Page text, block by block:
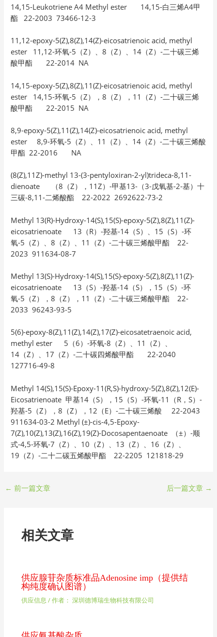
14,15-Leukotriene A4 Methyl ester 14,15-白三烯A4甲
酯 22-2003 73466-12-3
11,12-epoxy-5(Z),8(Z),14(Z)-eicosatrienoic acid, methyl
ester 11,12-环氧-5（Z）、8（Z）、14（Z）-二十碳三烯
酸甲酯 22-2014 NA
14,15-epoxy-5(Z),8(Z),11(Z)-eicosatrienoic acid, methyl
ester 14,15-环氧-5（Z），8（Z），11（Z）-二十碳三烯
酸甲酯 22-2015 NA
8,9-epoxy-5(Z),11(Z),14(Z)-eicosatrienoic acid, methyl
ester 8,9-环氧-5（Z）、11（Z）、14（Z）-二十碳三烯酸
甲酯 22-2016 NA
(8(Z),11Z)-methyl 13-(3-pentyloxiran-2-yl)trideca-8,11-
dienoate （8（Z），11Z）-甲基13-（3-戊氧基-2-基）十
三碳-8,11-二烯酸酯 22-2022 2692622-73-2
Methyl 13(R)-Hydroxy-14(S),15(S)-epoxy-5(Z),8(Z),11(Z)-
eicosatrienoate 13（R）-羟基-14（S）、15（S）-环
氧-5（Z）、8（Z）、11（Z）-二十碳三烯酸甲酯 22-
2023 911634-08-7
Methyl 13(S)-Hydroxy-14(S),15(S)-epoxy-5(Z),8(Z),11(Z)-
eicosatrienoate 13（S）-羟基-14（S），15（S）-环
氧-5（Z），8（Z），11（Z）-二十碳三烯酸甲酯 22-
2033 96243-93-5
5(6)-epoxy-8(Z),11(Z),14(Z),17(Z)-eicosatetraenoic acid,
methyl ester 5（6）-环氧-8（Z）、11（Z）、
14（Z）、17（Z）-二十碳四烯酸甲酯 22-2040
127716-49-8
Methyl 14(S),15(S)-Epoxy-11(R,S)-hydroxy-5(Z),8(Z),12(E)-
Eicosatrienoate 甲基14（S），15（S）-环氧-11（R，S）-
羟基-5（Z），8（Z），12（E）-二十碳三烯酸 22-2043
911634-03-2 Methyl (±)-cis-4,5-Epoxy-
7(Z),10(Z),13(Z),16(Z),19(Z)-Docosapentaenoate （±）-顺
式-4,5-环氧-7（Z）、10（Z）、13（Z）、16（Z）、
19（Z）-二十二碳五烯酸甲酯 22-2205 121818-29
← 前一篇文章 后一篇文章 →
相关文章
供应腺苷杂质标准品Adenosine imp（提供结
构纯度确认图谱）
供应信息 / 作者： 深圳德博瑞生物科技有限公司